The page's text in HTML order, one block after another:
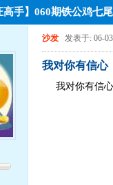
手】060期铁公鸡七
沙发 发表于: 06-03
我对你有信心
我对你有信